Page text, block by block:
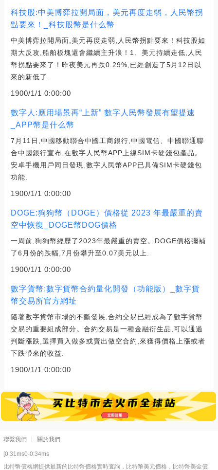
科技股:中美博弈拉開局面，美元再度走弱，人民幣拐
點要來！_科技股幣是什么幣
中美博弈拉開局面,美元再度走弱,人民幣拐點要來！科技股如
期大反攻,船舶板塊還會繼續主升浪！1、美元持續走低,人民
幣拐點要來了！昨夜美元再跌0.29%,已經創造了5月12日以
來的新低了.
1900/1/1 0:00:00
數字人:應用場景再“上新” 數字人民幣發展有望提速
_APP幣是什么幣
7月11日,中國移動聯合中國工商銀行,中國電信、中國聯通聯
合中國銀行宣布,在數字人民幣APP上線SIM卡硬錢包產品。
安卓手機用戶同日發現,數字人民幣APP已具備SIM卡硬錢包
功能.
1900/1/1 0:00:00
DOGE:狗狗幣（DOGE）價格從 2023 年最嚴重的賣
空中恢復_DOGE幣DOG價格
一周前,狗狗幣經歷了2023年最嚴重的賣空。DOGE價格彌補
了6月份的跌幅,7月份攀升至0.07美元以上.
1900/1/1 0:00:00
數字貨幣:數字貨幣合約量化開發（功能版）_數字貨
幣交易所官方網址
隨著數字貨幣市場的不斷發展,合約交易已經成為了數字貨幣
交易的重要組成部分。合約交易是一種金融衍生品,可以通過
判斷漲跌,選擇買入做多或賣出做空合約,來獲得價格上漲或者
下跌帶來的收益.
1900/1/1 0:00:00
聯繫我們 關於我們
[0:31ms0-0:34ms
比特幣價格網提供最新的比特幣價格實時査詢，比特幣美元價格，比特幣美金價